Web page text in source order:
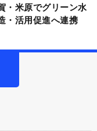
・米原でグリーン水
・活用促進へ連携